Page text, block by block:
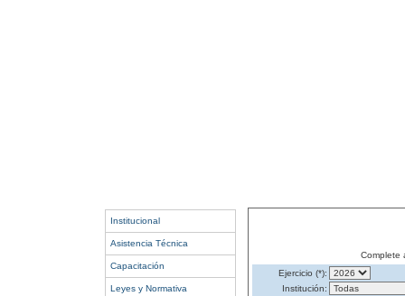
Institucional
Asistencia Técnica
Capacitación
Leyes y Normativa
Complete
Ejercicio (*):
Institución: